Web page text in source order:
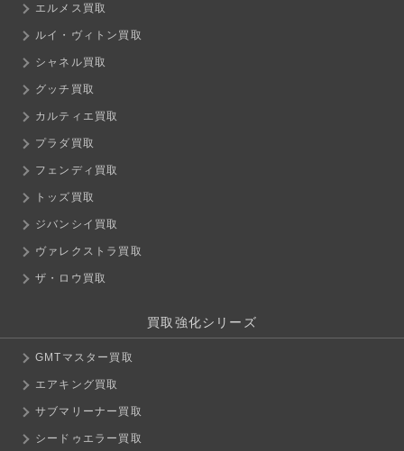
エルメス買取
ルイ・ヴィトン買取
シャネル買取
グッチ買取
カルティエ買取
プラダ買取
フェンディ買取
トッズ買取
ジバンシイ買取
ヴァレクストラ買取
ザ・ロウ買取
買取強化シリーズ
GMTマスター買取
エアキング買取
サブマリーナー買取
シードゥエラー買取